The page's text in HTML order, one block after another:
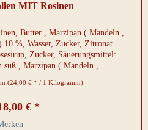
MIT Rosinen
Butter , Marzipan ( Mandeln ,
%, Wasser, Zucker, Zitronat
Zucker, Säuerungsmittel:
süß , Marzipan ( Mandeln ,...
(24,00 € * / 1 Kilogramm)
€ *